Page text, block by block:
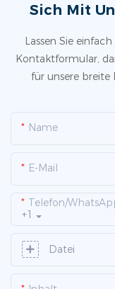
Sich Mit
Lassen Sie
Kontaktformular,
für unsere breite
Name
E-Mail
+1
Telefon/
Datei